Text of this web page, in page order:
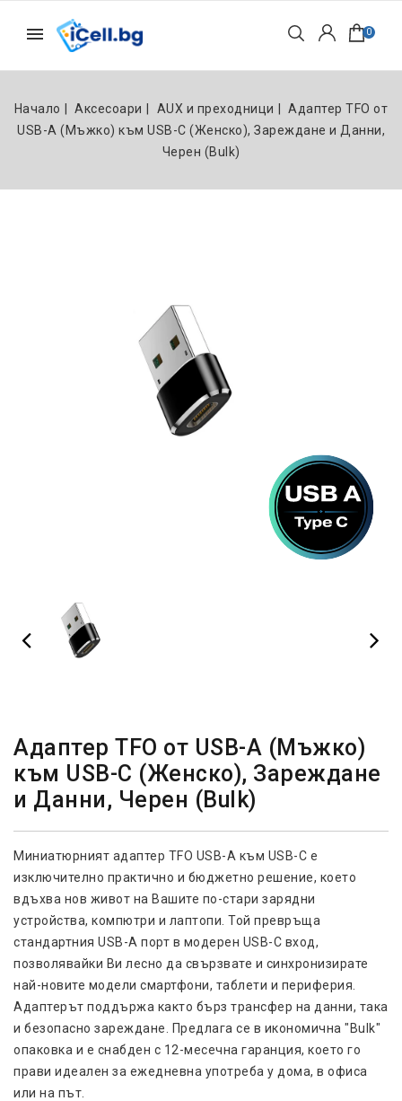
0
Начало Аксесоари AUX и преходници
Адаптер TFO от
USB-A (Мъжко) към USB-C (Женско), Зареждане и Данни,
Черен (Bulk)
Адаптер TFO от USB-A (Мъжко)
към USB-C (Женско), Зареждане
и Данни, Черен (Bulk)
Миниатюрният адаптер TFO USB-A към USB-C е
изключително практично и бюджетно решение, което
вдъхва нов живот на Вашите по-стари зарядни
устройства, компютри и лаптопи. Той превръща
стандартния USB-A порт в модерен USB-C вход,
позволявайки Ви лесно да свързвате и синхронизирате
най-новите модели смартфони, таблети и периферия.
Адаптерът поддържа както бърз трансфер на данни, така
и безопасно зареждане. Предлага се в икономична "Bulk"
опаковка и е снабден с 12-месечна гаранция, което го
прави идеален за ежедневна употреба у дома, в офиса
или на път.